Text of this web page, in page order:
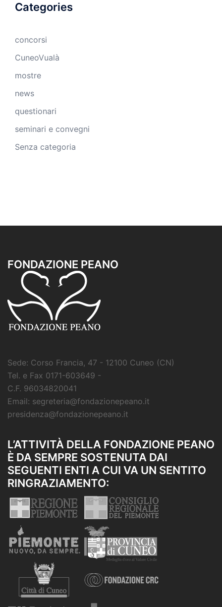
Categories
concorsi
CuneoVualà
mostre
news
questionari
seminari e convegni
Senza categoria
FONDAZIONE PEANO
Sede: Corso Francia, 47 - 12100 Cuneo (CN)
Tel. e Fax 0171-603649 -
C.F. 96034820041
Email: segreteria@fondazionepeano.it
presidenza@fondazionepeano.it
L’ATTIVITÀ DELLA FONDAZIONE PEANO
È DA SEMPRE SOSTENUTA DAI
SEGUENTI ENTI A CUI VA UN SENTITO
RINGRAZIAMENTO: